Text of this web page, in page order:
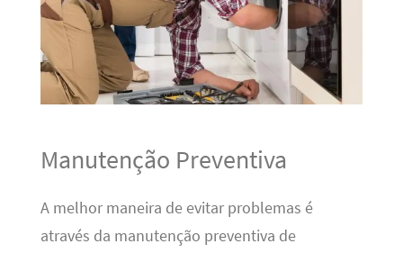
Manutenção Preventiva
A melhor maneira de evitar problemas é
através da manutenção preventiva de